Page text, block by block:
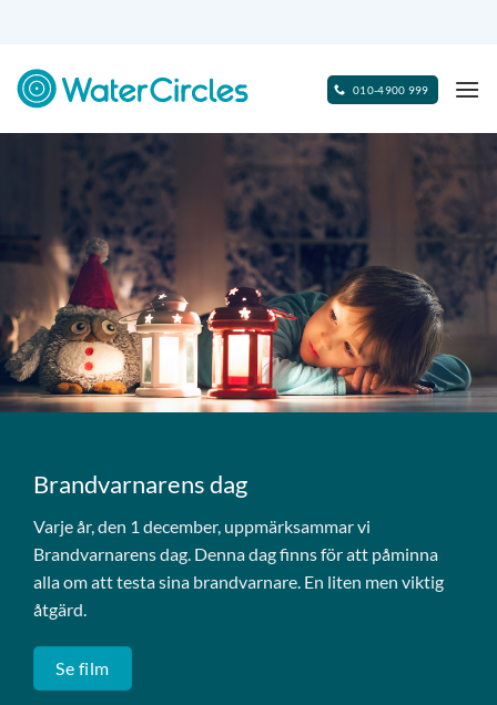
content
010-4900 999
Brandvarnarens dag
Varje år, den 1 december, uppmärksammar vi
Brandvarnarens dag. Denna dag finns för att påminna
alla om att testa sina brandvarnare. En liten men viktig
åtgärd.
Se film